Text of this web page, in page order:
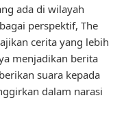
ada di wilayah
perspektif, The
cerita yang lebih
menjadikan berita
suara kepada
dalam narasi